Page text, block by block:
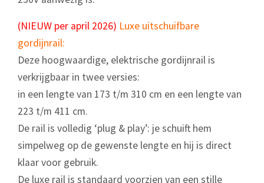
(NIEUW per april 2026) Luxe uitschuifbare
gordijnrail:
Deze hoogwaardige, elektrische gordijnrail is
verkrijgbaar in twee versies:
in een lengte van 173 t/m 310 cm en een lengte van
223 t/m 411 cm.
De rail is volledig ‘plug & play’: je schuift hem
simpelweg op de gewenste lengte en hij is direct
klaar voor gebruik.
De luxe rail is standaard voorzien van een stille